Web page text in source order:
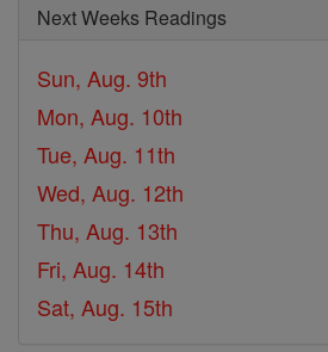
Next Weeks Readings
Sun, Aug. 9th
Mon, Aug. 10th
Tue, Aug. 11th
Wed, Aug. 12th
Thu, Aug. 13th
Fri, Aug. 14th
Sat, Aug. 15th